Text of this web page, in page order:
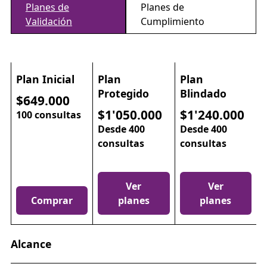
Planes de
Validación
Planes de
Cumplimiento
Plan Inicial
$649.000
100 consultas
Comprar
Plan
Protegido
$1'050.000
Desde 400
consultas
Ver
planes
Plan
Blindado
$1'240.000
Desde 400
consultas
Ver
planes
Alcance